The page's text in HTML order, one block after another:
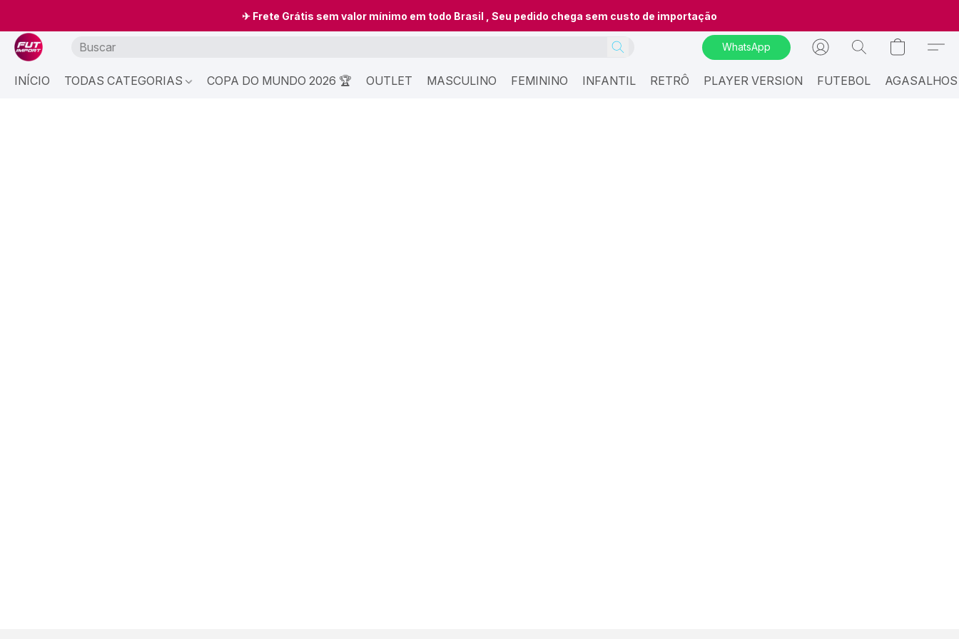
✈ Frete Grátis sem valor mínimo em todo Brasil , Seu pedido chega sem custo de importação
WhatsApp
INÍCIO TODAS CATEGORIAS COPA DO MUNDO 2026 🏆 OUTLET MASCULINO FEMININO INFANTIL RETRÔ PLAYER VERSION FUTEBOL AGASALHOS